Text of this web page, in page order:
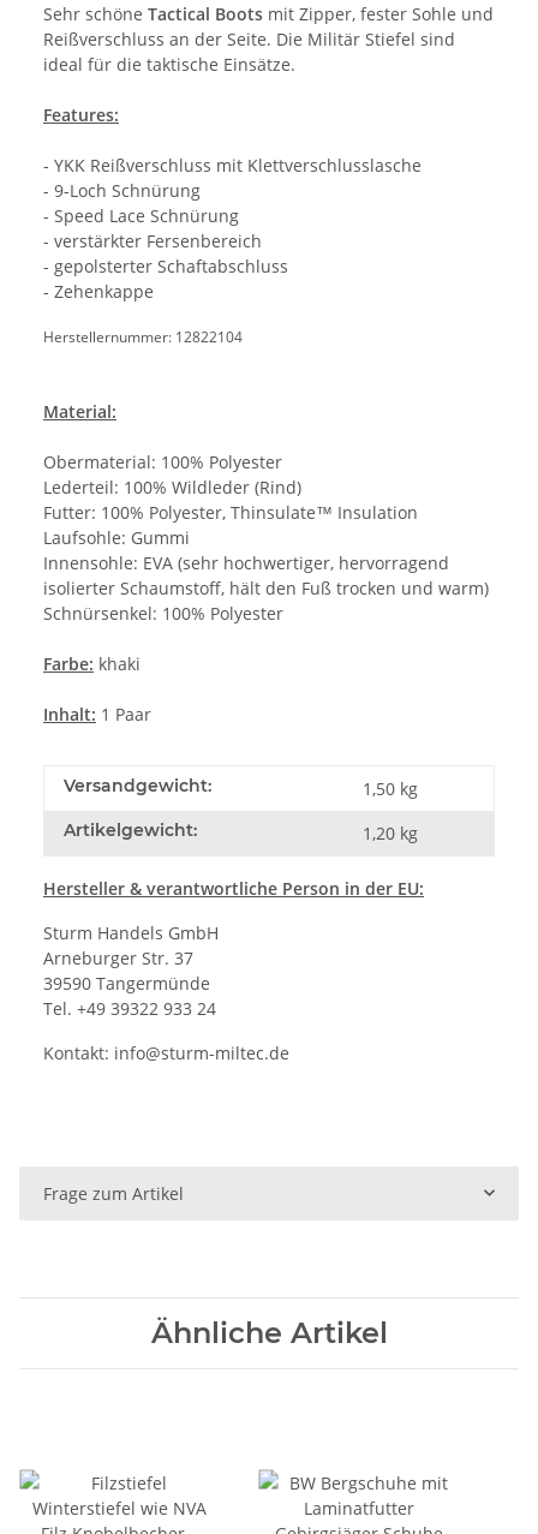
Sehr schöne Tactical Boots mit Zipper, fester Sohle und
Reißverschluss an der Seite. Die Militär Stiefel sind
ideal für die taktische Einsätze.
Features:
- YKK Reißverschluss mit Klettverschlusslasche
- 9-Loch Schnürung
- Speed Lace Schnürung
- verstärkter Fersenbereich
- gepolsterter Schaftabschluss
- Zehenkappe
Herstellernummer: 12822104
Material:
Obermaterial: 100% Polyester
Lederteil: 100% Wildleder (Rind)
Futter: 100% Polyester, Thinsulate™ Insulation
Laufsohle: Gummi
Innensohle: EVA (sehr hochwertiger, hervorragend
isolierter Schaumstoff, hält den Fuß trocken und warm)
Schnürsenkel: 100% Polyester
Farbe: khaki
Inhalt: 1 Paar
Versandgewicht: 1,50 kg
Artikelgewicht: 1,20 kg
Hersteller & verantwortliche Person in der EU:
Sturm Handels GmbH
Arneburger Str. 37
39590 Tangermünde
Tel. +49 39322 933 24
Kontakt: info@sturm-miltec.de
Frage zum Artikel
Ähnliche Artikel